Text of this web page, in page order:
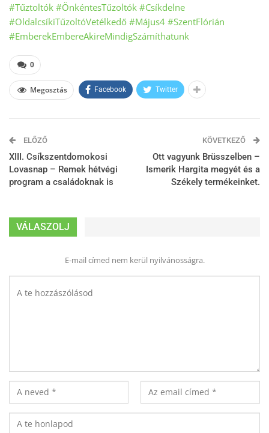
#Tűztoltók #ÖnkéntesTűzoltók #Csíkdelne
#OldalcsíkiTűzoltóVetélkedő #Május4 #SzentFlórián
#EmberekEmbereAkireMindigSzámíthatunk
0
Megosztás Facebook Twitter
ELŐZŐ
XIII. Csíkszentdomokosi
Lovasnap – Remek hétvégi
program a családoknak is
KÖVETKEZŐ
Ott vagyunk Brüsszelben –
Ismerik Hargita megyét és a
Székely termékeinket.
VÁLASZOLJ
E-mail címed nem kerül nyilvánosságra.